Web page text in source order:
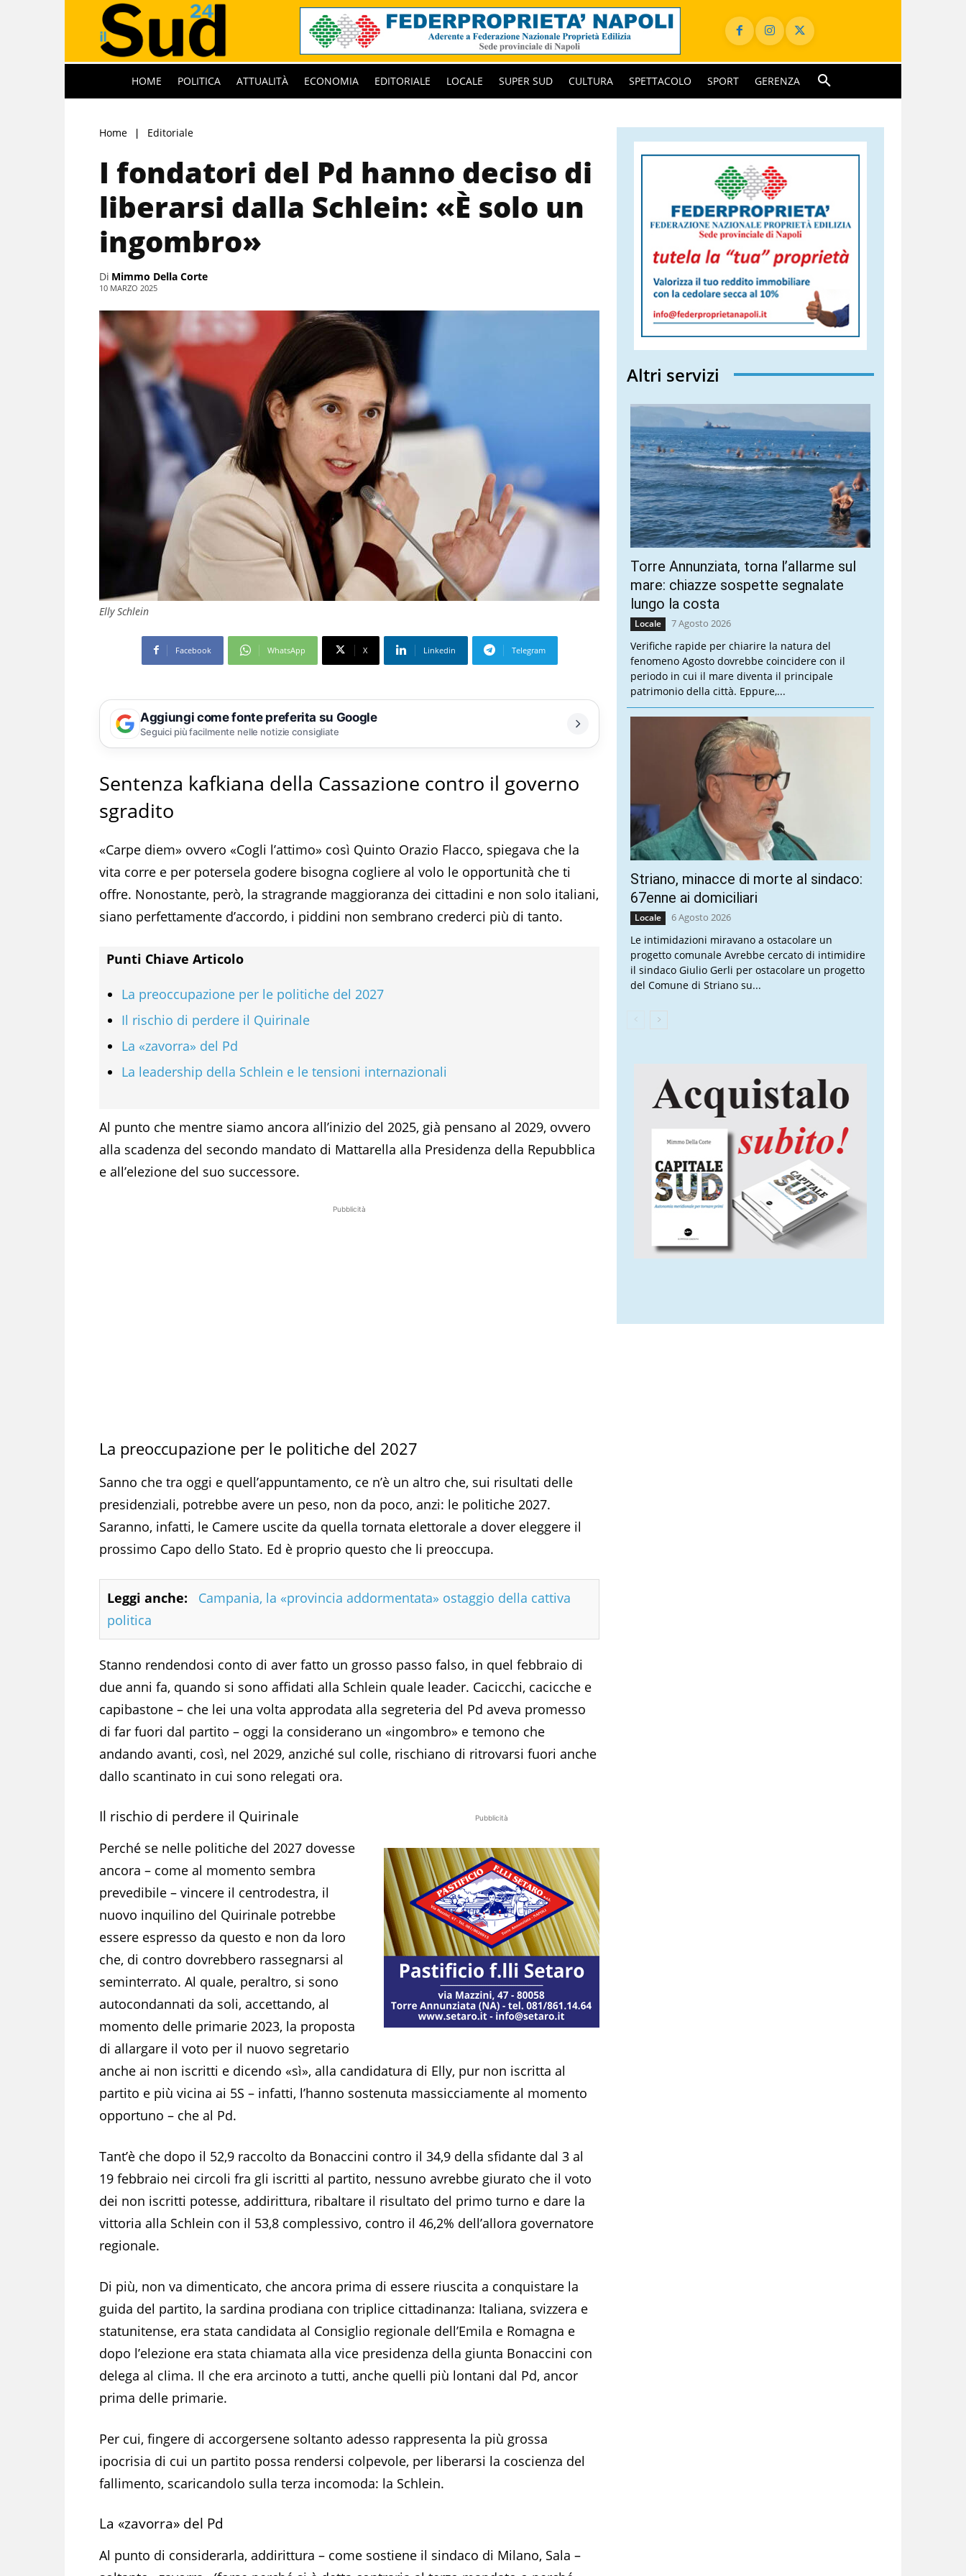
HOME POLITICA ATTUALITÀ ECONOMIA EDITORIALE LOCALE SUPER SUD CULTURA SPETTACOLO SPORT GERENZA
Home Editoriale
I fondatori del Pd hanno deciso di
liberarsi dalla Schlein: «È solo un
ingombro»
Di Mimmo Della Corte
10 MARZO 2025
Elly Schlein
Facebook WhatsApp X Linkedin Telegram
Aggiungi come fonte preferita su Google
Seguici più facilmente nelle notizie consigliate
Sentenza kafkiana della Cassazione contro il governo
sgradito
«Carpe diem» ovvero «Cogli l’attimo» così Quinto Orazio Flacco, spiegava che la
vita corre e per potersela godere bisogna cogliere al volo le opportunità che ti
offre. Nonostante, però, la stragrande maggioranza dei cittadini e non solo italiani,
siano perfettamente d’accordo, i piddini non sembrano crederci più di tanto.
Punti Chiave Articolo
La preoccupazione per le politiche del 2027
Il rischio di perdere il Quirinale
La «zavorra» del Pd
La leadership della Schlein e le tensioni internazionali
Al punto che mentre siamo ancora all’inizio del 2025, già pensano al 2029, ovvero
alla scadenza del secondo mandato di Mattarella alla Presidenza della Repubblica
e all’elezione del suo successore.
Pubblicità
La preoccupazione per le politiche del 2027
Sanno che tra oggi e quell’appuntamento, ce n’è un altro che, sui risultati delle
presidenziali, potrebbe avere un peso, non da poco, anzi: le politiche 2027.
Saranno, infatti, le Camere uscite da quella tornata elettorale a dover eleggere il
prossimo Capo dello Stato. Ed è proprio questo che li preoccupa.
Leggi anche:
Campania, la «provincia addormentata» ostaggio della cattiva
politica
Stanno rendendosi conto di aver fatto un grosso passo falso, in quel febbraio di
due anni fa, quando si sono affidati alla Schlein quale leader. Cacicchi, cacicche e
capibastone – che lei una volta approdata alla segreteria del Pd aveva promesso
di far fuori dal partito – oggi la considerano un «ingombro» e temono che
andando avanti, così, nel 2029, anziché sul colle, rischiano di ritrovarsi fuori anche
dallo scantinato in cui sono relegati ora.
Pubblicità
Il rischio di perdere il Quirinale
Perché se nelle politiche del 2027 dovesse
ancora – come al momento sembra
prevedibile – vincere il centrodestra, il
nuovo inquilino del Quirinale potrebbe
essere espresso da questo e non da loro
che, di contro dovrebbero rassegnarsi al
seminterrato. Al quale, peraltro, si sono
autocondannati da soli, accettando, al
momento delle primarie 2023, la proposta
di allargare il voto per il nuovo segretario
anche ai non iscritti e dicendo «sì», alla candidatura di Elly, pur non iscritta al
partito e più vicina ai 5S – infatti, l’hanno sostenuta massicciamente al momento
opportuno – che al Pd.
Tant’è che dopo il 52,9 raccolto da Bonaccini contro il 34,9 della sfidante dal 3 al
19 febbraio nei circoli fra gli iscritti al partito, nessuno avrebbe giurato che il voto
dei non iscritti potesse, addirittura, ribaltare il risultato del primo turno e dare la
vittoria alla Schlein con il 53,8 complessivo, contro il 46,2% dell’allora governatore
regionale.
Di più, non va dimenticato, che ancora prima di essere riuscita a conquistare la
guida del partito, la sardina prodiana con triplice cittadinanza: Italiana, svizzera e
statunitense, era stata candidata al Consiglio regionale dell’Emila e Romagna e
dopo l’elezione era stata chiamata alla vice presidenza della giunta Bonaccini con
delega al clima. Il che era arcinoto a tutti, anche quelli più lontani dal Pd, ancor
prima delle primarie.
Per cui, fingere di accorgersene soltanto adesso rappresenta la più grossa
ipocrisia di cui un partito possa rendersi colpevole, per liberarsi la coscienza del
fallimento, scaricandolo sulla terza incomoda: la Schlein.
La «zavorra» del Pd
Al punto di considerarla, addirittura – come sostiene il sindaco di Milano, Sala –
Altri servizi
Torre Annunziata, torna l’allarme sul
mare: chiazze sospette segnalate
lungo la costa
Locale 7 Agosto 2026
Verifiche rapide per chiarire la natura del
fenomeno Agosto dovrebbe coincidere con il
periodo in cui il mare diventa il principale
patrimonio della città. Eppure,...
Striano, minacce di morte al sindaco:
67enne ai domiciliari
Locale 6 Agosto 2026
Le intimidazioni miravano a ostacolare un
progetto comunale Avrebbe cercato di intimidire
il sindaco Giulio Gerli per ostacolare un progetto
del Comune di Striano su...